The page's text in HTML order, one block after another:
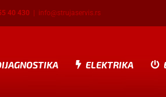
40 430 info@strujaservis.rs
ELEKTRIKA